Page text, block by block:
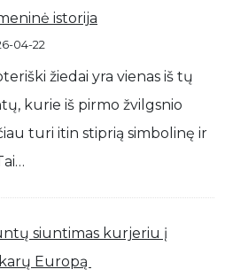
istorija
04-22
žiedai yra vienas iš tų
kurie iš pirmo žvilgsnio
turi itin stiprią simbolinę ir
siuntimas kurjeriu į
Europą